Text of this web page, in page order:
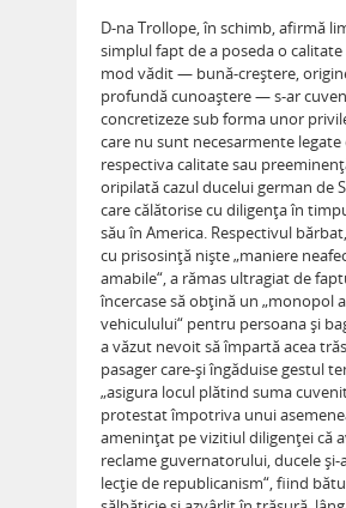
D-na Trollope, în schimb, afirmă
simplul fapt de a poseda o
mod vădit — bună-creştere,
profundă cunoaştere — s-ar
concretizeze sub forma unor
care nu sunt necesarmente legate
respectiva calitate sau
oripilată cazul ducelui german de
care călătorise cu diligenţa în
său în America. Respectivul
cu prisosinţă nişte „maniere
amabile“, a rămas ultragiat de
încercase să obţină un „monopol
vehiculului“ pentru persoana şi
a văzut nevoit să împartă acea
pasager care-şi îngăduise gestul
„asigura locul plătind suma
protestat împotriva unui
ameninţat pe vizitiul diligenţei că
reclame guvernatorului, ducele şi-
lecţie de republicanism“, fiind